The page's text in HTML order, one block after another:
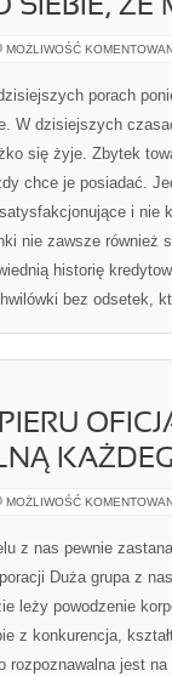
SIEBIE, ŻE
MOŻLIWOŚĆ
porach
W dzisiejszych
się żyje. Zbytek
chce je posiadać.
i nie
nie zawsze również
historię
bez odsetek,
MOŻLIWOŚĆ
z nas pewnie
Duża grupa z
leży powodzenie
z konkurencja,
rozpoznawalna jest